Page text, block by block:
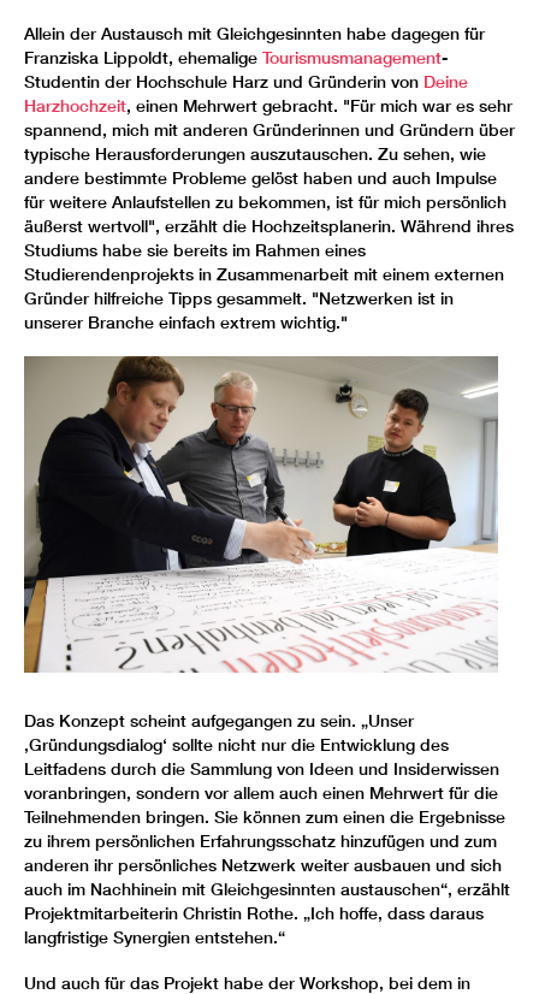
Allein der Austausch mit Gleichgesinnten habe dagegen für
Franziska Lippoldt, ehemalige Tourismusmanagement-
Studentin der Hochschule Harz und Gründerin von Deine
Harzhochzeit, einen Mehrwert gebracht. "Für mich war es sehr
spannend, mich mit anderen Gründerinnen und Gründern über
typische Herausforderungen auszutauschen. Zu sehen, wie
andere bestimmte Probleme gelöst haben und auch Impulse
für weitere Anlaufstellen zu bekommen, ist für mich persönlich
äußerst wertvoll", erzählt die Hochzeitsplanerin. Während ihres
Studiums habe sie bereits im Rahmen eines
Studierendenprojekts in Zusammenarbeit mit einem externen
Gründer hilfreiche Tipps gesammelt. "Netzwerken ist in
unserer Branche einfach extrem wichtig."
Das Konzept scheint aufgegangen zu sein. „Unser
‚Gründungsdialog‘ sollte nicht nur die Entwicklung des
Leitfadens durch die Sammlung von Ideen und Insiderwissen
voranbringen, sondern vor allem auch einen Mehrwert für die
Teilnehmenden bringen. Sie können zum einen die Ergebnisse
zu ihrem persönlichen Erfahrungsschatz hinzufügen und zum
anderen ihr persönliches Netzwerk weiter ausbauen und sich
auch im Nachhinein mit Gleichgesinnten austauschen“, erzählt
Projektmitarbeiterin Christin Rothe. „Ich hoffe, dass daraus
langfristige Synergien entstehen.“
Und auch für das Projekt habe der Workshop, bei dem in